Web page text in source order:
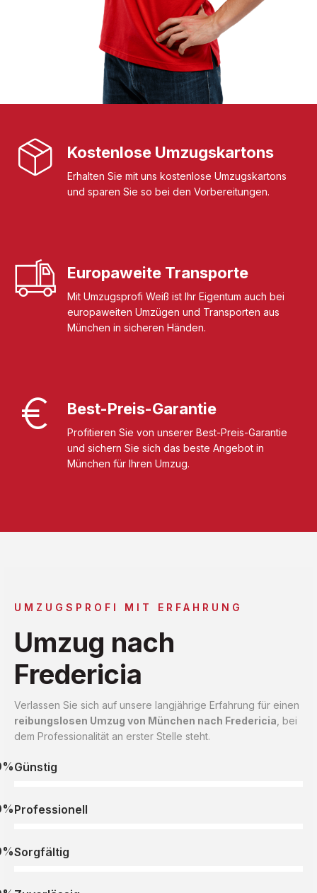
Kostenlose Umzugskartons
Erhalten Sie mit uns kostenlose Umzugskartons
und sparen Sie so bei den Vorbereitungen.
Europaweite Transporte
Mit Umzugsprofi Weiß ist Ihr Eigentum auch bei
europaweiten Umzügen und Transporten aus
München in sicheren Händen.
Best-Preis-Garantie
Profitieren Sie von unserer Best-Preis-Garantie
und sichern Sie sich das beste Angebot in
München für Ihren Umzug.
UMZUGSPROFI MIT ERFAHRUNG
Umzug nach
Fredericia
Verlassen Sie sich auf unsere langjährige Erfahrung für einen
reibungslosen Umzug von München nach Fredericia , bei
dem Professionalität an erster Stelle steht.
Günstig
Professionell
Sorgfältig